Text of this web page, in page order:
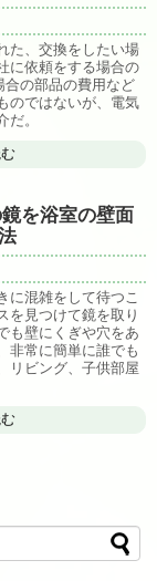
た、交換をしたい場
に依頼をする場合の
の部品の費用など
のではないが、電気
。
を浴室の壁面
に混雑をして待つこ
を見つけて鏡を取り
も壁にくぎや穴をあ
非常に簡単に誰でも
リビング、子供部屋